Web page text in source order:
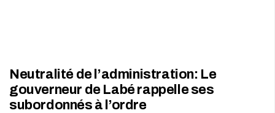
Neutralité de l’administration: Le
gouverneur de Labé rappelle ses
subordonnés à l’ordre